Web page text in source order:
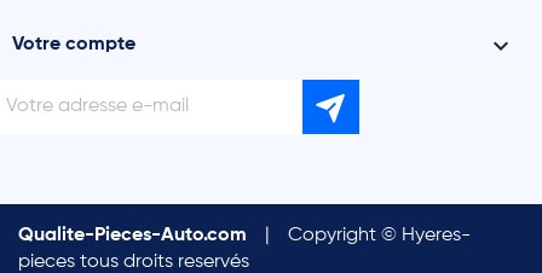
Votre compte 
Qualite-Pieces-Auto.com
Copyright © Hyeres-
pieces tous droits reservés